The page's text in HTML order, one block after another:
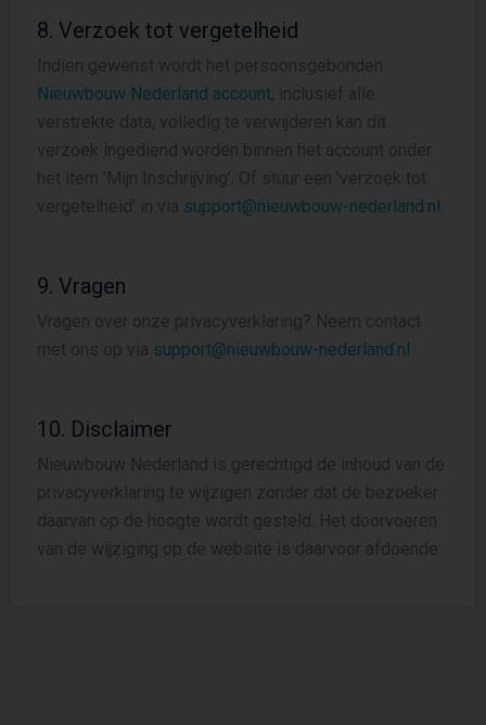
8. Verzoek tot vergetelheid
Indien gewenst wordt het persoonsgebonden
Nieuwbouw Nederland account, inclusief alle
verstrekte data, volledig te verwijderen kan dit
verzoek ingediend worden binnen het account onder
het item 'Mijn Inschrijving'. Of stuur een 'verzoek tot
vergetelheid' in via support@nieuwbouw-nederland.nl
9. Vragen
Vragen over onze privacyverklaring? Neem contact
met ons op via support@nieuwbouw-nederland.nl
10. Disclaimer
Nieuwbouw Nederland is gerechtigd de inhoud van de
privacyverklaring te wijzigen zonder dat de bezoeker
daarvan op de hoogte wordt gesteld. Het doorvoeren
van de wijziging op de website is daarvoor afdoende.